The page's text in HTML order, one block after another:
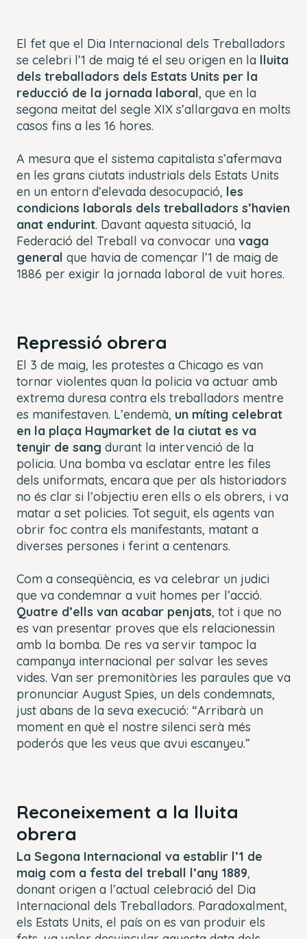
El fet que el Dia Internacional dels Treballadors
se celebri l’1 de maig té el seu origen en la lluita
dels treballadors dels Estats Units per la
reducció de la jornada laboral, que en la
segona meitat del segle XIX s’allargava en molts
casos fins a les 16 hores.
A mesura que el sistema capitalista s’afermava
en les grans ciutats industrials dels Estats Units
en un entorn d’elevada desocupació, les
condicions laborals dels treballadors s’havien
anat endurint. Davant aquesta situació, la
Federació del Treball va convocar una vaga
general que havia de començar l’1 de maig de
1886 per exigir la jornada laboral de vuit hores.
Repressió obrera
El 3 de maig, les protestes a Chicago es van
tornar violentes quan la policia va actuar amb
extrema duresa contra els treballadors mentre
es manifestaven. L’endemà, un míting celebrat
en la plaça Haymarket de la ciutat es va
tenyir de sang durant la intervenció de la
policia. Una bomba va esclatar entre les files
dels uniformats, encara que per als historiadors
no és clar si l’objectiu eren ells o els obrers, i va
matar a set policies. Tot seguit, els agents van
obrir foc contra els manifestants, matant a
diverses persones i ferint a centenars.
Com a conseqüència, es va celebrar un judici
que va condemnar a vuit homes per l’acció.
Quatre d’ells van acabar penjats, tot i que no
es van presentar proves que els relacionessin
amb la bomba. De res va servir tampoc la
campanya internacional per salvar les seves
vides. Van ser premonitòries les paraules que va
pronunciar August Spies, un dels condemnats,
just abans de la seva execució: “Arribarà un
moment en què el nostre silenci serà més
poderós que les veus que avui escanyeu.”
Reconeixement a la lluita
obrera
La Segona Internacional va establir l’1 de
maig com a festa del treball l’any 1889,
donant origen a l’actual celebració del Dia
Internacional dels Treballadors. Paradoxalment,
els Estats Units, el país on es van produir els